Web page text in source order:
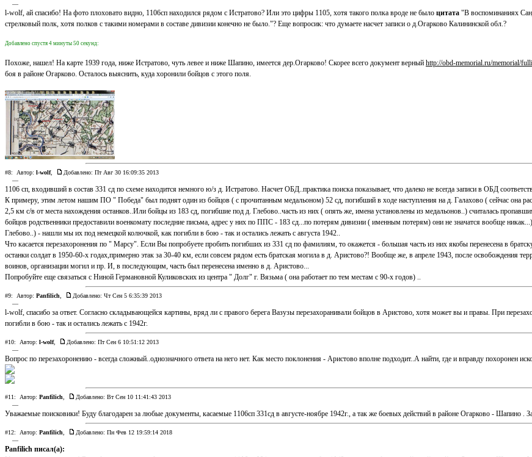
—
l-wolf, ай спасибо! На фото плоховато видно, 1106сп находился рядом с Истратово? Или это цифры 1105, хотя такого полка вроде не было цитата "В воспоминаниях
стрелковый полк, хотя полков с такими номерами в составе дивизии конечно не было."? Еще вопросик: что думаете насчет записи о д.Огарково Калининской обл.?
Добавлено спустя 4 минуты 50 секунд:
Похоже, нашел! На карте 1939 года, ниже Истратово, чуть левее и ниже Шапино, имеется дер.Огарково! Скорее всего документ верный http://obd-memorial.ru/memorial/
боя в районе Огарково. Осталось выяснить, куда хоронили бойцов с этого поля.
#8: Автор: l-wolf,
Добавлено: Пт Авг 30 16:09:35 2013
—
1106 сп, входивший в состав 331 сд по схеме находится немного ю/з д. Истратово. Насчет ОБД..практика поиска показывает, что далеко не всегда записи в ОБД
К примеру, этим летом нашим ПО " Победа" был поднят один из бойцов ( с прочитанным медальоном) 52 сд, погибший в ходе наступления на д. Галахово ( сейчас она
2,5 км с/в от места нахождения останков..Или бойцы из 183 сд, погибшие под д. Глебово..часть из них ( опять же, имена установлены из медальонов..) считалась
бойцов родственники предоставили военкомату последние письма, адрес у них по ППС - 183 сд...по потерям дивизии ( именным потерям) они не значатся вообще
Глебово..) - нашли мы их под немецкой колючкой, как погибли в бою - так и остались лежать с августа 1942..
Что касается перезахоронения по " Марсу". Если Вы попробуете пробить погибших из 331 сд по фамилиям, то окажется - большая часть из них якобы перенесена в
останки солдат в 1950-60-х годах,примерно этак за 30-40 км, если совсем рядом есть братская могила в д. Аристово?! Вообще же, в апреле 1943, после освобождения
воинов, организации могил и пр. И, в последующим, часть был перенесена именно в д. Аристово...
Попробуйте еще связаться с Ниной Германовной Куликовских из центра " Долг" г. Вязьма ( она работает по тем местам с 90-х годов) ..
#9: Автор: Panfilich
Добавлено: Чт Сен 5 6:35:39 2013
—
l-wolf, спасибо за ответ. Согласно складывающейся картины, вряд ли с правого берега Вазузы перезахоранивали бойцов в Аристово, хотя может вы и правы. При
погибли в бою - так и остались лежать с 1942г.
#10: Автор: l-wolf,
Добавлено: Пт Сен 6 10:51:12 2013
—
Вопрос по перезахоронению - всегда сложный..однозначного ответа на него нет. Как место поклонения - Аристово вполне подходит..А найти, где и вправду похоронен
#11: Автор: Panfilich
Добавлено: Вт Сен 10 11:41:43 2013
—
Уважаемые поисковики! Буду благодарен за любые документы, касаемые 1106сп 331сд в августе-ноябре 1942г., а так же боевых действий в районе Огарково - Шапино .
#12: Автор: Panfilich
Добавлено: Пн Фев 12 19:59:14 2018
—
Panfilich писал(а):